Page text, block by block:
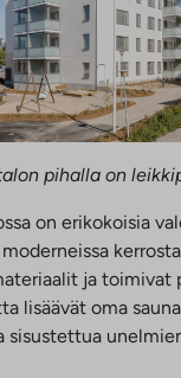
pihalla on
on erikokoisia
ja toimivat
lisäävät oma
sisustettua